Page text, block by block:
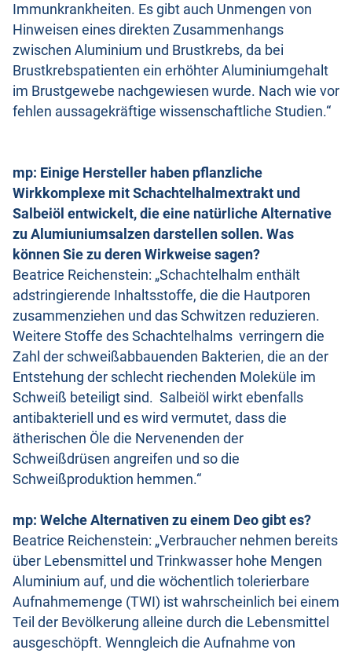
Immunkrankheiten. Es gibt auch Unmengen von
Hinweisen eines direkten Zusammenhangs
zwischen Aluminium und Brustkrebs, da bei
Brustkrebspatienten ein erhöhter Aluminiumgehalt
im Brustgewebe nachgewiesen wurde. Nach wie vor
fehlen aussagekräftige wissenschaftliche Studien.“
mp: Einige Hersteller haben pflanzliche
Wirkkomplexe mit Schachtelhalmextrakt und
Salbeiöl entwickelt, die eine natürliche Alternative
zu Alumiuniumsalzen darstellen sollen. Was
können Sie zu deren Wirkweise sagen?
Beatrice Reichenstein: „Schachtelhalm enthält
adstringierende Inhaltsstoffe, die die Hautporen
zusammenziehen und das Schwitzen reduzieren.
Weitere Stoffe des Schachtelhalms verringern die
Zahl der schweißabbauenden Bakterien, die an der
Entstehung der schlecht riechenden Moleküle im
Schweiß beteiligt sind. Salbeiöl wirkt ebenfalls
antibakteriell und es wird vermutet, dass die
ätherischen Öle die Nervenenden der
Schweißdrüsen angreifen und so die
Schweißproduktion hemmen.“
mp: Welche Alternativen zu einem Deo gibt es?
Beatrice Reichenstein: „Verbraucher nehmen bereits
über Lebensmittel und Trinkwasser hohe Mengen
Aluminium auf, und die wöchentlich tolerierbare
Aufnahmemenge (TWI) ist wahrscheinlich bei einem
Teil der Bevölkerung alleine durch die Lebensmittel
ausgeschöpft. Wenngleich die Aufnahme von